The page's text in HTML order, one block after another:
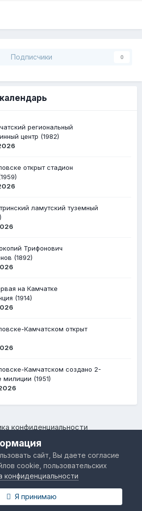
Подписчики 0
региональный
центр (1982)
открыт стадион
ламутский туземный
Трифонович
(1892)
на Камчатке
(1914)
Камчатском открыт
Камчатском создано 2-
милиции (1951)
конфиденциальности
форум "Я люблю Камчатку –
by Invision Community
сайт, Вы даете согласие
cookie, пользовательских
конфиденциальности
Я принимаю